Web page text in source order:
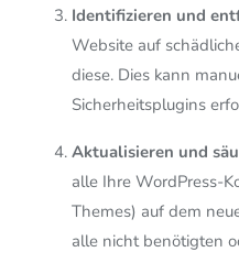
Identifizieren und
Website auf
diese. Dies kann
Sicherheitsplugins
Aktualisieren und
alle Ihre WordPress-
Themes) auf dem
alle nicht benötigten